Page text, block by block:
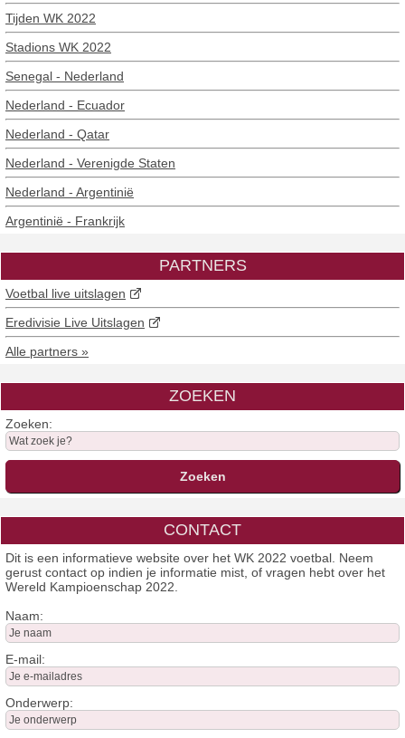
Tijden WK 2022
Stadions WK 2022
Senegal - Nederland
Nederland - Ecuador
Nederland - Qatar
Nederland - Verenigde Staten
Nederland - Argentinië
Argentinië - Frankrijk
PARTNERS
Voetbal live uitslagen
Eredivisie Live Uitslagen
Alle partners »
ZOEKEN
Zoeken:
CONTACT
Dit is een informatieve website over het WK 2022 voetbal. Neem
gerust contact op indien je informatie mist, of vragen hebt over het
Wereld Kampioenschap 2022.
Naam:
E-mail:
Onderwerp: